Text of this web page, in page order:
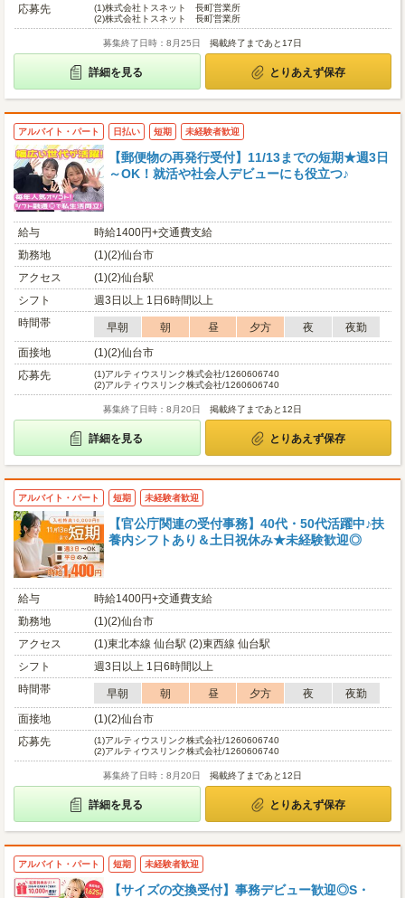
応募先
(1)株式会社トスネット 長町営業所
(2)株式会社トスネット 長町営業所
募集終了日時：8月25日 掲載終了まであと17日
詳細を見る とりあえず保存
アルバイト・パート 日払い 短期 未経験者歓迎
【郵便物の再発行受付】11/13までの短期★週3日
～OK！就活や社会人デビューにも役立つ♪
給与
時給1400円+交通費支給
勤務地
(1)(2)仙台市
アクセス
(1)(2)仙台駅
シフト
週3日以上 1日6時間以上
時間帯
早朝 朝 昼 夕方 夜
夜勤
面接地
(1)(2)仙台市
応募先
(1)アルティウスリンク株式会社/1260606740
(2)アルティウスリンク株式会社/1260606740
募集終了日時：8月20日 掲載終了まであと12日
詳細を見る とりあえず保存
アルバイト・パート 短期 未経験者歓迎
【官公庁関連の受付事務】40代・50代活躍中♪扶
養内シフトあり＆土日祝休み★未経験歓迎◎
給与
時給1400円+交通費支給
勤務地
(1)(2)仙台市
アクセス
(1)東北本線 仙台駅 (2)東西線 仙台駅
シフト
週3日以上 1日6時間以上
時間帯
早朝 朝 昼 夕方 夜
夜勤
面接地
(1)(2)仙台市
応募先
(1)アルティウスリンク株式会社/1260606740
(2)アルティウスリンク株式会社/1260606740
募集終了日時：8月20日 掲載終了まであと12日
詳細を見る とりあえず保存
アルバイト・パート 短期 未経験者歓迎
【サイズの交換受付】事務デビュー歓迎◎S・